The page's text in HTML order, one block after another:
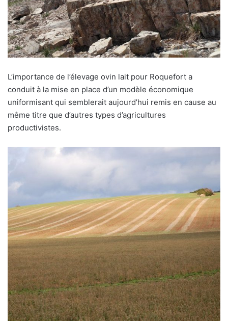
L’importance de l’élevage ovin lait pour Roquefort a
conduit à la mise en place d’un modèle économique
uniformisant qui semblerait aujourd’hui remis en cause au
même titre que d’autres types d’agricultures
productivistes.